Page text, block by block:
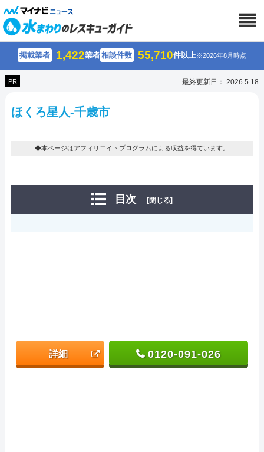
掲載業者 1,422業者相談件数 55,710件以上※2026年8月時点
PR 最終更新日： 2026.5.18
ほくろ星人-千歳市
◆本ページはアフィリエイトプログラムによる収益を得ています。
目次 [閉じる]
詳細 0120-091-026